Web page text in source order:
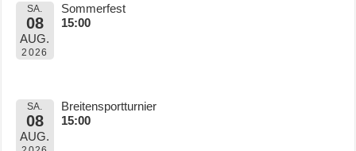
SA.
08
AUG.
2026
Sommerfest
15:00
SA.
08
AUG.
Breitensportturnier
15:00